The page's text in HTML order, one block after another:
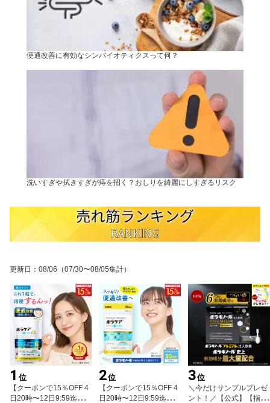
便通改善に有効なシンバイオティクスって何？
洗いすぎや拭きすぎが痔を招く？おしりを綺麗にしすぎるリスク
更新日 ： 08/06 （07/30〜08/05集計）
1 位
【クーポンで15％OFF 4
日20時〜12日9:59迄】便
2位
【クーポンで15％OFF 4
日20時〜12日9:59迄】プ
3位
＼今だけサンプルプレゼ
ント！／【公式】【指定